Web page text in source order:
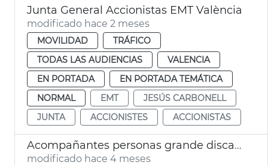
Junta General Accionistas EMT València
modificado hace 2 meses
MOVILIDAD
TRÁFICO
TODAS LAS AUDIENCIAS
VALENCIA
EN PORTADA
EN PORTADA TEMÁTICA
NORMAL
EMT
JESÚS CARBONELL
JUNTA
ACCIONISTES ACCIONISTAS
Acompañantes personas grande discapacidad viajan gratis EMT València
modificado hace 4 meses